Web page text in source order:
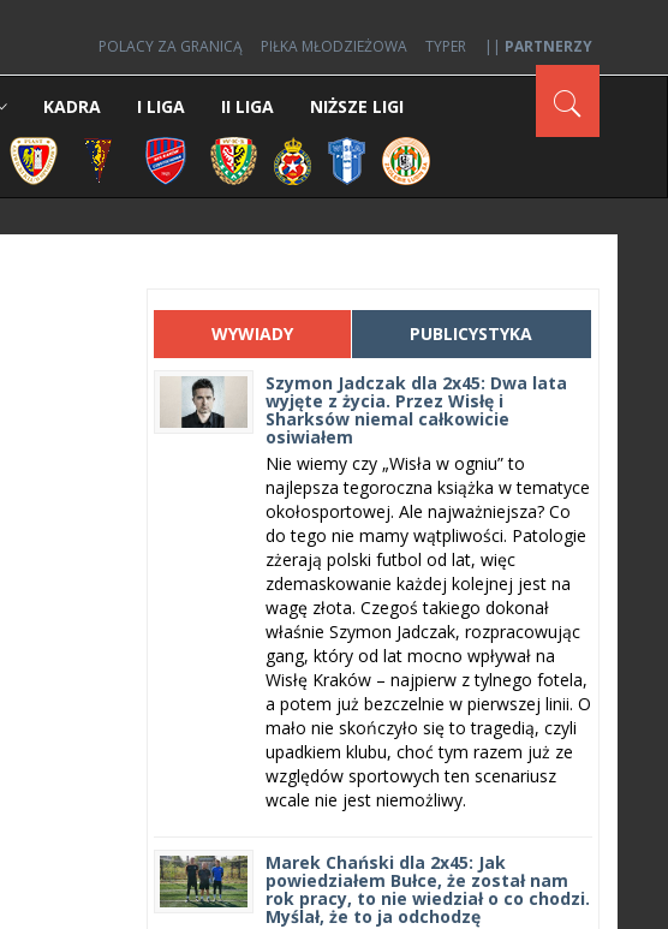
POLACY ZA GRANICĄ PIŁKA MŁODZIEŻOWA TYPER || PARTNERZY
KADRA I LIGA II LIGA NIŻSZE LIGI
WYWIADY PUBLICYSTYKA
Szymon Jadczak dla 2x45: Dwa lata
wyjęte z życia. Przez Wisłę i
Sharksów niemal całkowicie
osiwiałem
Nie wiemy czy „Wisła w ogniu” to
najlepsza tegoroczna książka w tematyce
okołosportowej. Ale najważniejsza? Co
do tego nie mamy wątpliwości. Patologie
zżerają polski futbol od lat, więc
zdemaskowanie każdej kolejnej jest na
wagę złota. Czegoś takiego dokonał
właśnie Szymon Jadczak, rozpracowując
gang, który od lat mocno wpływał na
Wisłę Kraków – najpierw z tylnego fotela,
a potem już bezczelnie w pierwszej linii. O
mało nie skończyło się to tragedią, czyli
upadkiem klubu, choć tym razem już ze
względów sportowych ten scenariusz
wcale nie jest niemożliwy.
Marek Chański dla 2x45: Jak
powiedziałem Bułce, że został nam
rok pracy, to nie wiedział o co chodzi.
Myślał, że to ja odchodzę